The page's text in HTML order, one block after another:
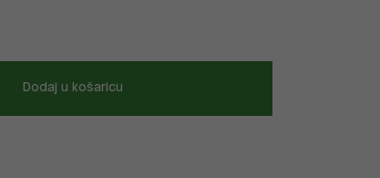
Dodaj u košaricu